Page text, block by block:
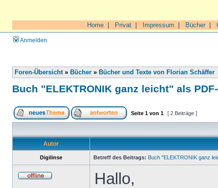
Home Privat Impressum Bücher|
Anmelden
Foren-Übersicht» Bücher » Bücher und Texte von Florian Schäffer
Buch "ELEKTRONIK ganz leicht" als
Seite 1 von 1 [ 2 Beiträge ]
Autor
Digilinse Betreff des Beitrags: Buch "ELEKTRONIK ganz
Hallo,